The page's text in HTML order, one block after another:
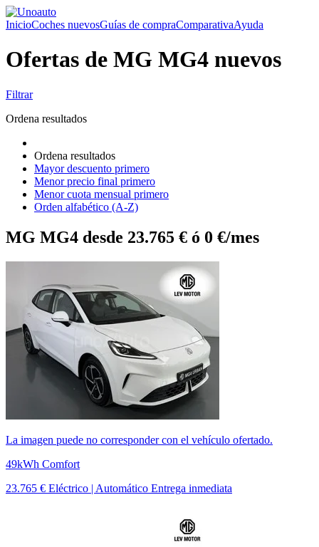
InicioCoches nuevosGuías de compraComparativaAyuda
Ofertas de MG MG4 nuevos
Filtrar
Ordena resultados
Ordena resultados
Mayor descuento primero
Menor precio final primero
Menor cuota mensual primero
Orden alfabético (A-Z)
MG MG4 desde 23.765 € ó 0 €/mes
La imagen puede no corresponder con el vehículo ofertado.
49kWh Comfort
23.765 € Eléctrico | Automático Entrega inmediata